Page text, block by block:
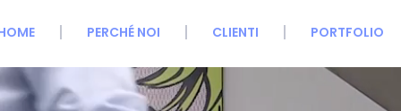
PERCHÉ NOI CLIENTI PORTFOLIO